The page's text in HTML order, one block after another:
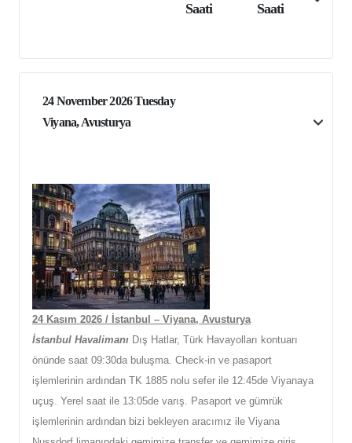
Saati
Saati
24 November 2026 Tuesday
Viyana, Avusturya
24 Kasım 2026 / İstanbul – Viyana, Avusturya
İstanbul Havalimanı Dış Hatlar, Türk Havayolları kontuarı
önünde saat 09:30da buluşma. Check-in ve pasaport
işlemlerinin ardından TK 1885 nolu sefer ile 12:45de Viyanaya
uçuş. Yerel saat ile 13:05de varış. Pasaport ve gümrük
işlemlerinin ardından bizi bekleyen aracımız ile Viyana